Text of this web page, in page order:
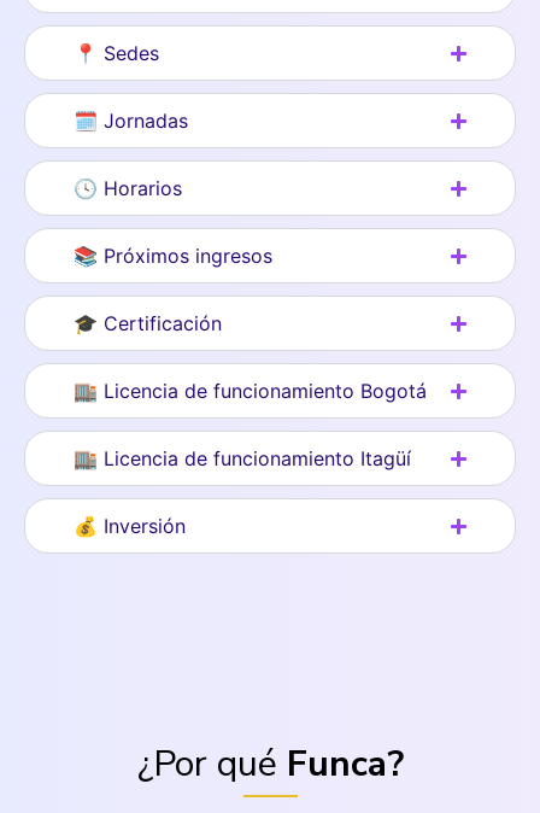
📍 Sedes
🗓 Jornadas
🕓 Horarios
📚 Próximos ingresos
🎓 Certificación
🏬 Licencia de funcionamiento Bogotá
🏬 Licencia de funcionamiento Itagüí
💰 Inversión
¿Por qué Funca?